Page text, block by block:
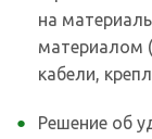
на
материалом
кабели,
Решение об